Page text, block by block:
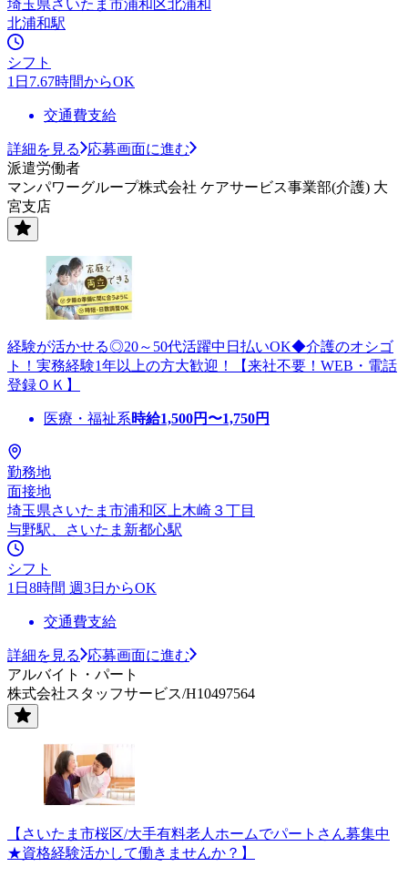
埼玉県さいたま市浦和区北浦和
北浦和駅
シフト
1日7.67時間からOK
交通費支給
詳細を見る
応募画面に進む
派遣労働者
マンパワーグループ株式会社 ケアサービス事業部(介護) 大
宮支店
経験が活かせる◎20～50代活躍中日払いOK◆介護のオシゴ
ト！実務経験1年以上の方大歓迎！【来社不要！WEB・電話
登録ＯＫ】
医療・福祉系時給1,500円〜1,750円
勤務地
面接地
埼玉県さいたま市浦和区上木崎３丁目
与野駅、さいたま新都心駅
シフト
1日8時間 週3日からOK
交通費支給
詳細を見る
応募画面に進む
アルバイト・パート
株式会社スタッフサービス/H10497564
【さいたま市桜区/大手有料老人ホームでパートさん募集中
★資格経験活かして働きませんか？】